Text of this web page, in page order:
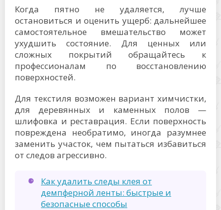
Когда пятно не удаляется, лучше
остановиться и оценить ущерб: дальнейшее
самостоятельное вмешательство может
ухудшить состояние. Для ценных или
сложных покрытий обращайтесь к
профессионалам по восстановлению
поверхностей.
Для текстиля возможен вариант химчистки,
для деревянных и каменных полов —
шлифовка и реставрация. Если поверхность
повреждена необратимо, иногда разумнее
заменить участок, чем пытаться избавиться
от следов агрессивно.
Как удалить следы клея от
демпферной ленты: быстрые и
безопасные способы